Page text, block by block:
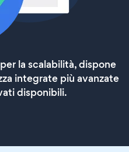
la scalabilità, dispone
integrate più avanzate
disponibili.